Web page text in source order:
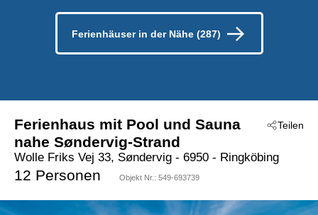
Ferienhäuser in der Nähe (287)
Teilen
Ferienhaus mit Pool und Sauna
nahe Søndervig-Strand
Wolle Friks Vej 33, Søndervig - 6950 - Ringköbing
12 Personen Objekt Nr.: 549-693739